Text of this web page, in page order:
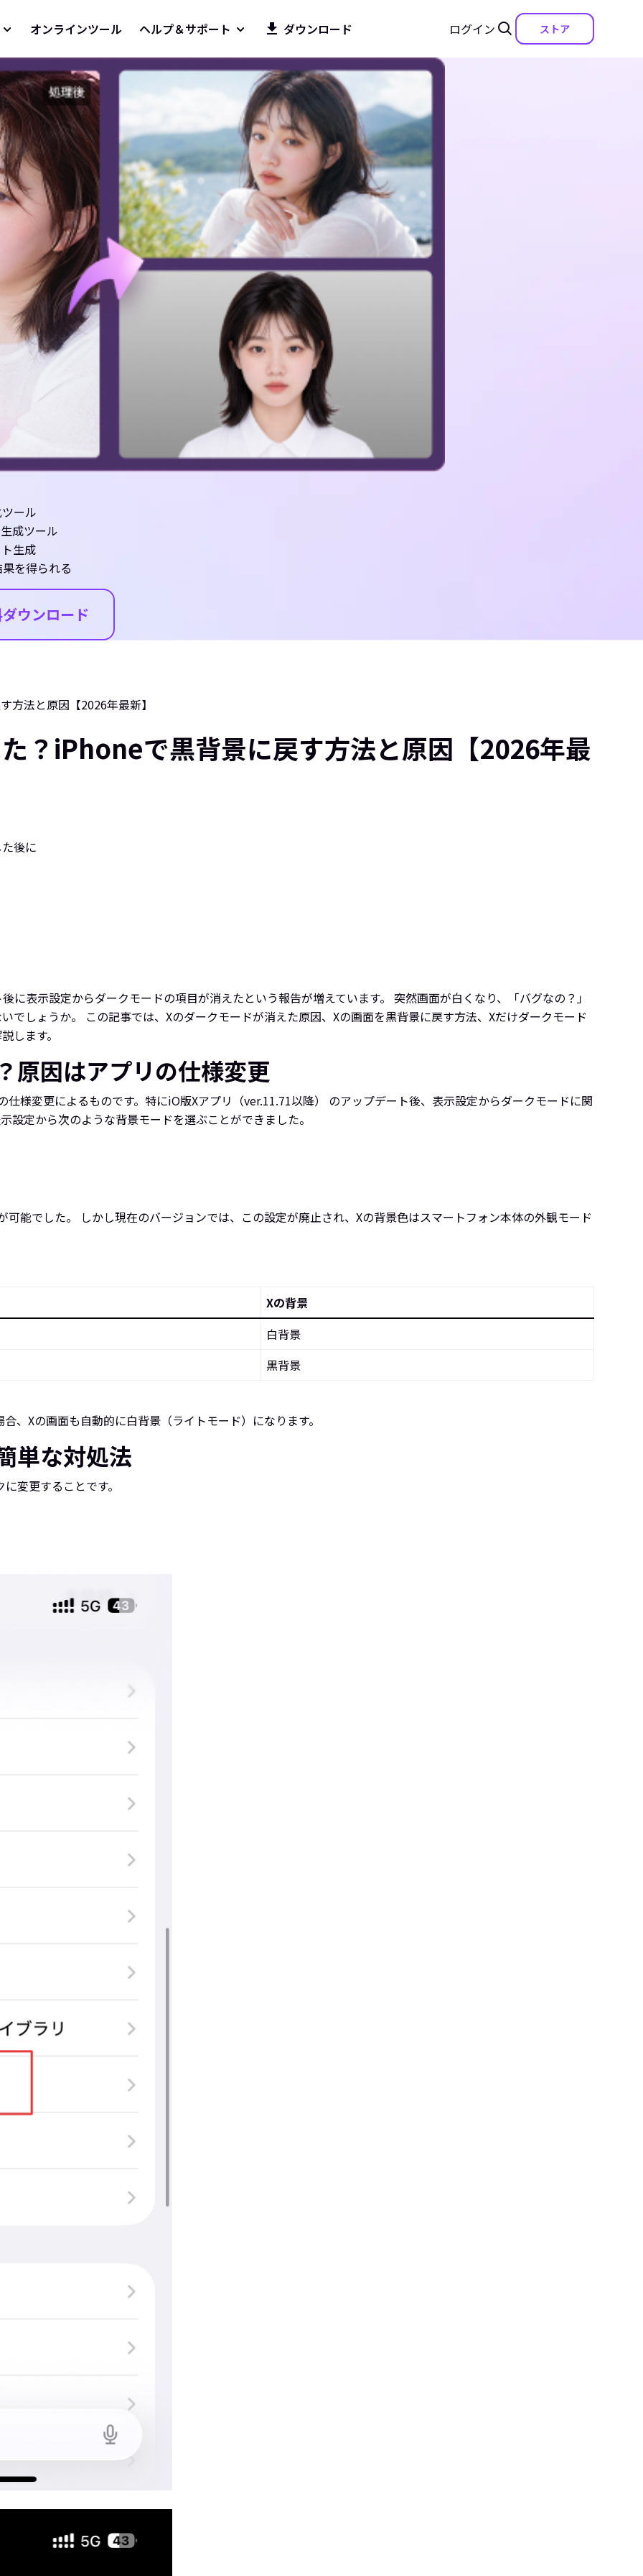
ログイン ストア
オンラインツール ヘルプ＆サポート ダウンロード
ール
成ツール
生成
を得られる
ウンロード
方法と原因【2026年最新】
？iPhoneで黒背景に戻す方法と原因【2026年最
後に
に表示設定からダークモードの項目が消えたという報告が増えています。 突然画面が白くなり、「バグなの？」
でしょうか。 この記事では、Xのダークモードが消えた原因、Xの画面を黒背景に戻す方法、Xだけダークモード
します。
原因はアプリの仕様変更
様変更によるものです。特にiO版Xアプリ（ver.11.71以降） のアップデート後、表示設定からダークモードに関
定から次のような背景モードを選ぶことができました。
能でした。 しかし現在のバージョンでは、この設定が廃止され、Xの背景色はスマートフォン本体の外観モード
Xの背景
白背景
黒背景
、Xの画面も自動的に白背景（ライトモード）になります。
単な対処法
変更することです。